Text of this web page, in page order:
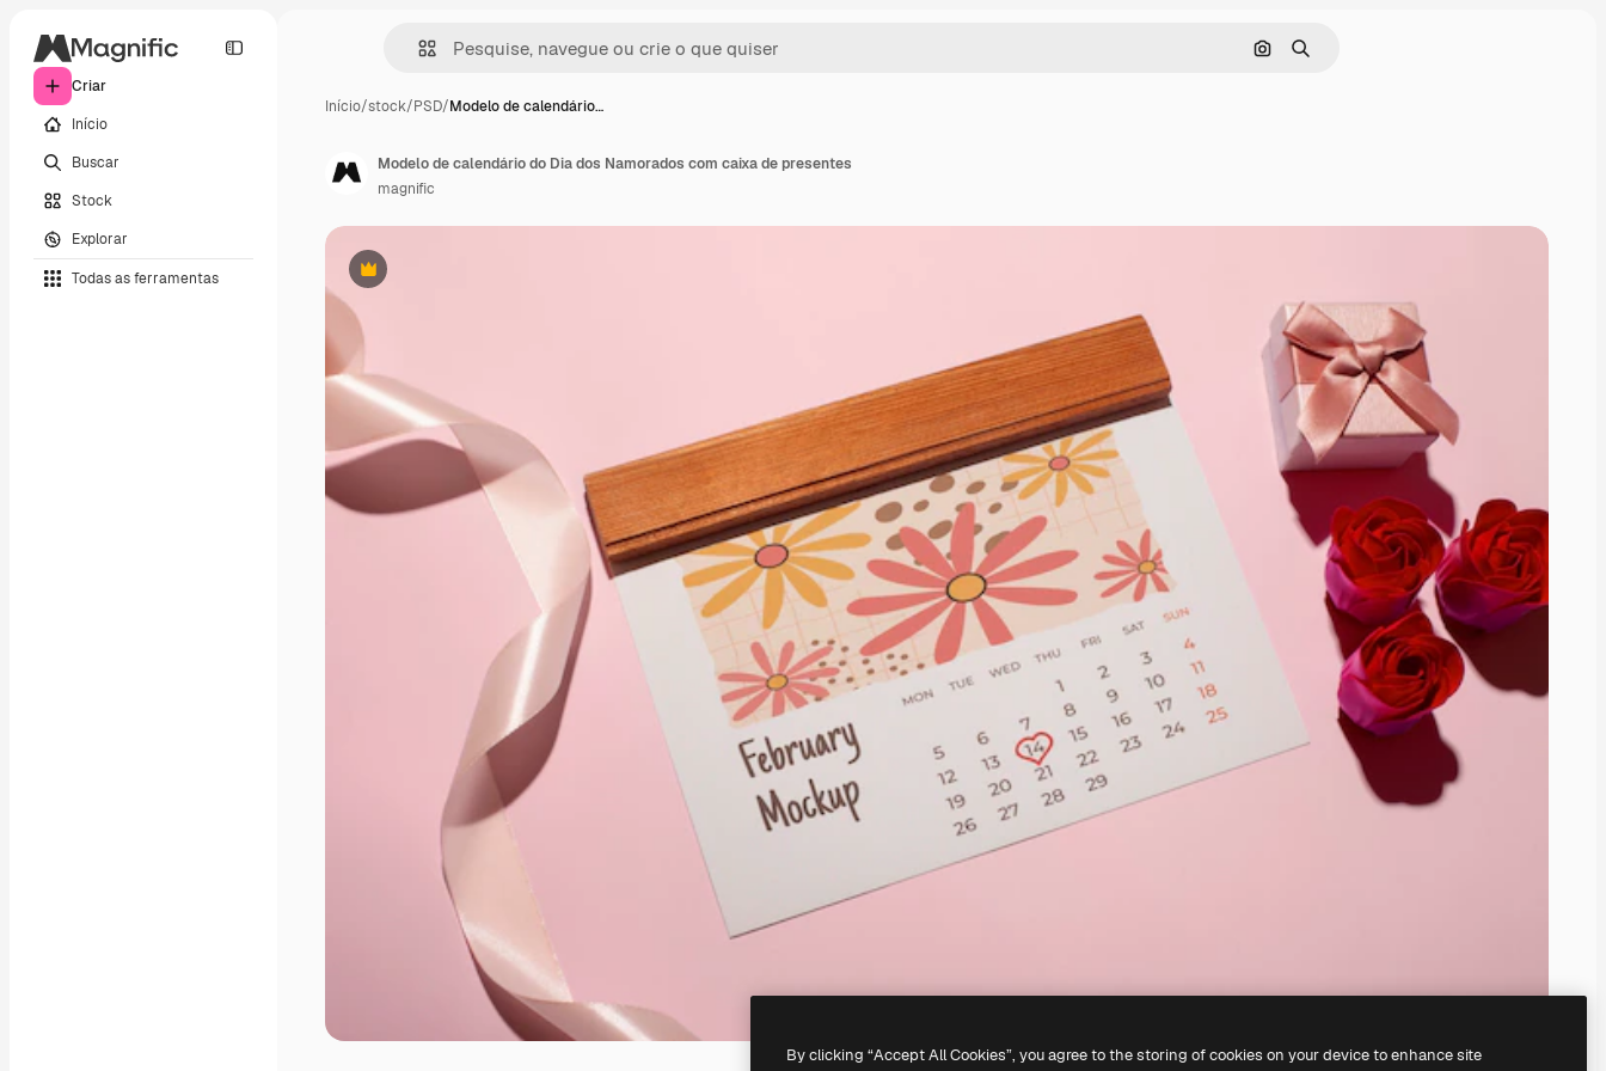
Criar
Início
Buscar
Stock
Explorar
Todas as ferramentas
Pesquisar por imagem
Buscar
Início/stock/PSD/Modelo de calendário…
Premium
Modelo de calendário do Dia dos Namorados com caixa de presentes
magnific
By clicking “Accept All Cookies”, you agree to the storing of cookies on your device to enhance site